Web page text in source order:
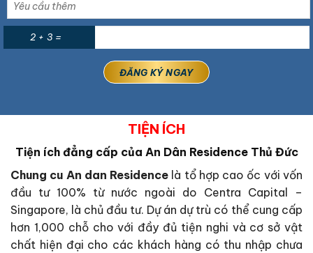
2 + 3 =
TIỆN ÍCH
Tiện ích đẳng cấp của An Dân Residence Thủ Đức
Chung cu An dan Residence là tổ hợp cao ốc với vốn
đầu tư 100% từ nước ngoài do Centra Capital –
Singapore, là chủ đầu tư. Dự án dự trù có thể cung cấp
hơn 1,000 chỗ cho với đầy đủ tiện nghi và cơ sở vật
chất hiện đại cho các khách hàng có thu nhập chưa